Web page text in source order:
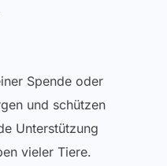
Spende oder
und schützen
Unterstützung
vieler Tiere.